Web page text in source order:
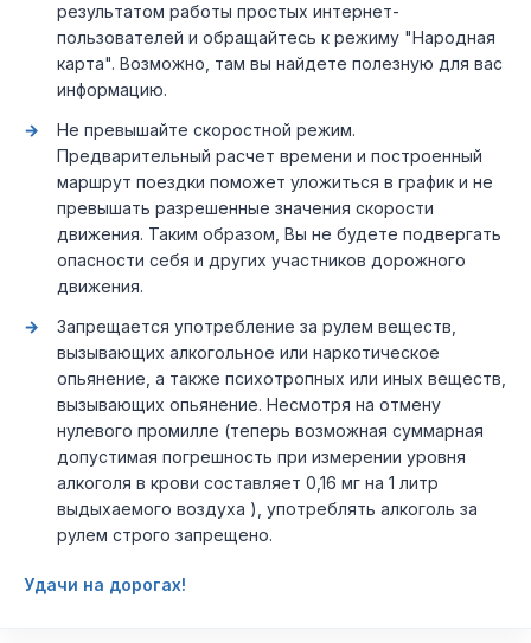
результатом работы простых интернет-
пользователей и обращайтесь к режиму "Народная
карта". Возможно, там вы найдете полезную для вас
информацию.
Не превышайте скоростной режим.
Предварительный расчет времени и построенный
маршрут поездки поможет уложиться в график и не
превышать разрешенные значения скорости
движения. Таким образом, Вы не будете подвергать
опасности себя и других участников дорожного
движения.
Запрещается употребление за рулем веществ,
вызывающих алкогольное или наркотическое
опьянение, а также психотропных или иных веществ,
вызывающих опьянение. Несмотря на отмену
нулевого промилле (теперь возможная суммарная
допустимая погрешность при измерении уровня
алкоголя в крови составляет 0,16 мг на 1 литр
выдыхаемого воздуха ), употреблять алкоголь за
рулем строго запрещено.
Удачи на дорогах!